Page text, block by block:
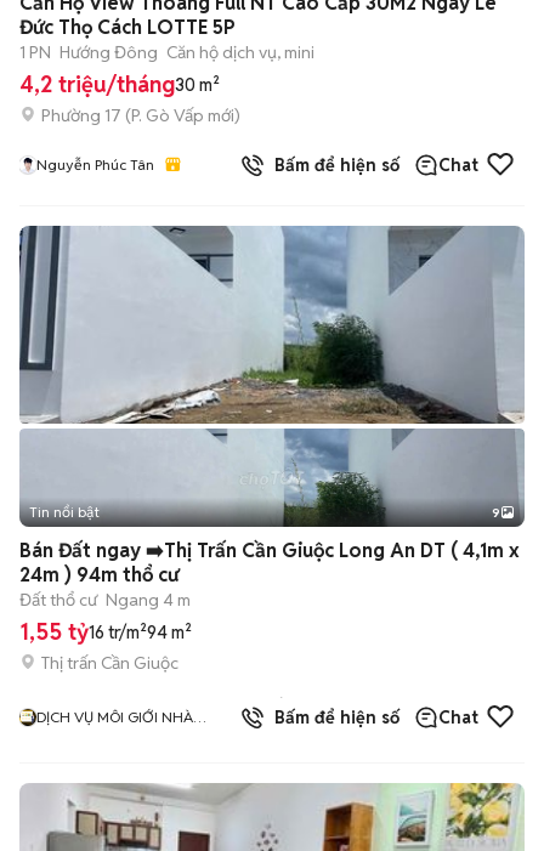
Đức Thọ Cách LOTTE 5P
1 PN Hướng Đông Căn hộ dịch vụ, mini
4,2 triệu/tháng30 m²
Phường 17 (P. Gò Vấp mới)
Nguyễn Phúc Tân Bấm để hiện số Chat
+2
Tin nổi bật 9
Bán Đất ngay ➡️Thị Trấn Cần Giuộc Long An DT ( 4,1m x
24m ) 94m thổ cư
Đất thổ cư Ngang 4 m
1,55 tỷ16 tr/m²94 m²
Thị trấn Cần Giuộc
DỊCH VỤ MÔI GIỚI NHÀ
17
đã
bán
Bấm để hiện số Chat